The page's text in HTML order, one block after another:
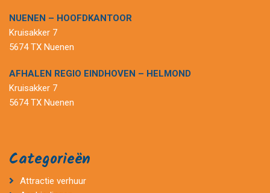
NUENEN – HOOFDKANTOOR
Kruisakker 7
5674 TX Nuenen
AFHALEN REGIO EINDHOVEN – HELMOND
Kruisakker 7
5674 TX Nuenen
Categorieën
Attractie verhuur